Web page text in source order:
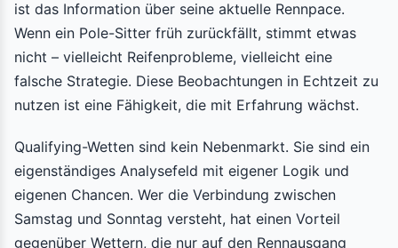
ist das Information über seine aktuelle Rennpace.
Wenn ein Pole-Sitter früh zurückfällt, stimmt etwas
nicht – vielleicht Reifenprobleme, vielleicht eine
falsche Strategie. Diese Beobachtungen in Echtzeit zu
nutzen ist eine Fähigkeit, die mit Erfahrung wächst.
Qualifying-Wetten sind kein Nebenmarkt. Sie sind ein
eigenständiges Analysefeld mit eigener Logik und
eigenen Chancen. Wer die Verbindung zwischen
Samstag und Sonntag versteht, hat einen Vorteil
gegenüber Wettern, die nur auf den Rennausgang